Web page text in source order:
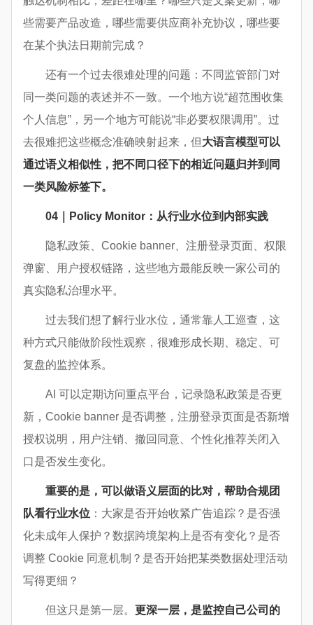
些需要产品改造，哪些需要供应商补充协议，哪些要
在某个执法日期前完成？
还有一个过去很难处理的问题：不同监管部门对
同一类问题的表述并不一致。一个地方说“超范围收集
个人信息”，另一个地方可能说“非必要权限调用”。过
去很难把这些概念准确映射起来，但大语言模型可以
通过语义相似性，把不同口径下的相近问题归并到同
一类风险标签下。
04｜Policy Monitor：从行业水位到内部实践
隐私政策、Cookie banner、注册登录页面、权限
弹窗、用户授权链路，这些地方最能反映一家公司的
真实隐私治理水平。
过去我们想了解行业水位，通常靠人工巡查，这
种方式只能做阶段性观察，很难形成长期、稳定、可
复盘的监控体系。
AI 可以定期访问重点平台，记录隐私政策是否更
新，Cookie banner 是否调整，注册登录页面是否新增
授权说明，用户注销、撤回同意、个性化推荐关闭入
口是否发生变化。
重要的是，可以做语义层面的比对，帮助合规团
队看行业水位 ：大家是否开始收紧广告追踪？是否强
化未成年人保护？数据跨境架构上是否有变化？是否
调整 Cookie 同意机制？是否开始把某类数据处理活动
写得更细？
但这只是第一层。 更深一层，是监控自己公司的